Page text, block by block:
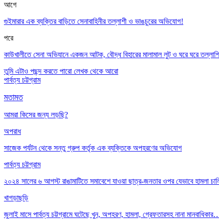
আগে
গুইমারার এক ব্যক্তির বাড়িতে সেনাবাহিনীর তল্লাশী ও ভাঙচুরের অভিযোগ!
পরে
কাউখালীতে সেনা অভিযানে একজন আটক, বৌদ্ধ বিহারের মালামাল লুট ও ঘরে ঘরে তল্লাশি
তুমি এটাও পছন্দ করতে পারো লেখক থেকে আরো
পার্বত্য চট্টগ্রাম
মতামত
আমরা কিসের জন্য লড়ছি?
অপরাধ
সাজেক পর্যটন থেকে সন্তু গ্রুপ কর্তৃক এক ব্যক্তিকে অপহরণের অভিযোগ
পার্বত্য চট্টগ্রাম
২০২৪ সালের ৬ আগস্ট রাঙামাটিতে সমাবেশে যাওয়া ছাত্র-জনতার ওপর যেভাবে হামলা
খাগড়াছড়ি
জুলাই মাসে পার্বত্য চট্টগ্রামে ঘটেছে খুন, অপহরণ, হামলা, গ্রেফতারসহ নানা